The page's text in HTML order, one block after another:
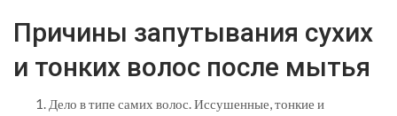
Причины запутывания сухих
и тонких волос после мытья
Дело в типе самих волос. Иссушенные, тонкие и